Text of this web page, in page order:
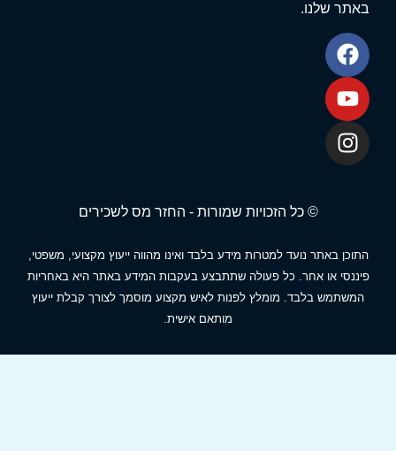
שלנו.
© כל הזכויות שמורות - החזר מס לשכירים
באתר נועד למטרות מידע בלבד ואינו מהווה ייעוץ מקצועי, משפטי,
או אחר. כל פעולה שתתבצע בעקבות המידע באתר היא באחריות
המשתמש בלבד. מומלץ לפנות לאיש מקצוע מוסמך לצורך קבלת ייעוץ
מותאם אישית.